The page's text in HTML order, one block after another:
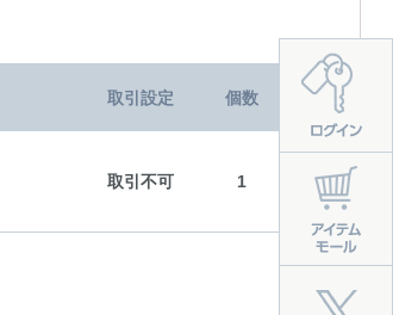
取引設定 個数
取引不可 1